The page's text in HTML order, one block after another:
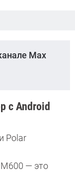
Max
с Android
Polar
— это